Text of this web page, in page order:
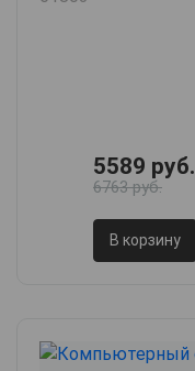
5589 руб.
6763 руб.
В корзину